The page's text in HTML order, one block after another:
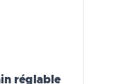
réglable